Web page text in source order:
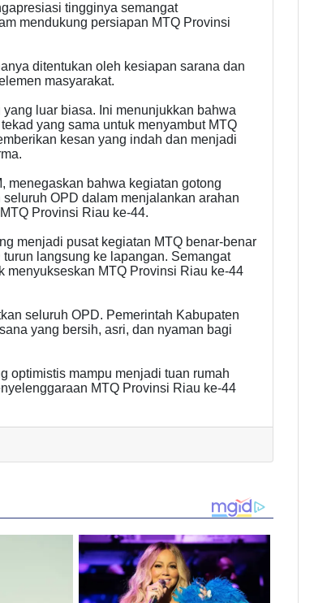
tingginya semangat
mendukung persiapan MTQ Provinsi
ditentukan oleh kesiapan sarana dan
masyarakat.
luar biasa. Ini menunjukkan bahwa
yang sama untuk menyambut MTQ
kesan yang indah dan menjadi
menegaskan bahwa kegiatan gotong
OPD dalam menjalankan arahan
Provinsi Riau ke-44.
menjadi pusat kegiatan MTQ benar-benar
langsung ke lapangan. Semangat
menyukseskan MTQ Provinsi Riau ke-44
seluruh OPD. Pemerintah Kabupaten
yang bersih, asri, dan nyaman bagi
optimistis mampu menjadi tuan rumah
MTQ Provinsi Riau ke-44